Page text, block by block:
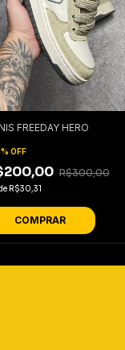
FREEDAY HERO
% OFF
R$300,00
R$30,31
COMPRAR